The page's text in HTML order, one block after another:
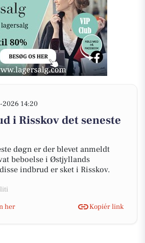
2026 14:20
i Risskov det seneste
døgn er der blevet anmeldt
beboelse i Østjyllands
indbrud er sket i Risskov.
her
Kopiér link